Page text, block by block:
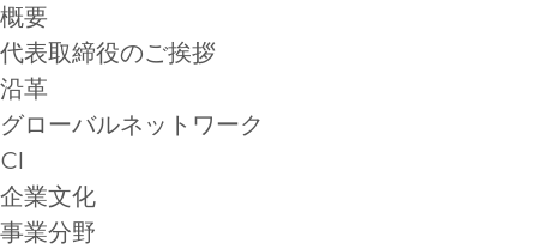
概要
代表取締役のご挨拶
沿革
グローバルネットワーク
CI
企業文化
事業分野